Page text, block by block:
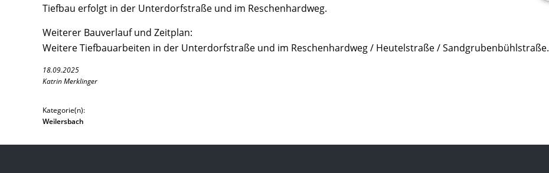
Tiefbau erfolgt in der Unterdorfstraße und im Reschenhardweg.
Weiterer Bauverlauf und Zeitplan:
Weitere Tiefbauarbeiten in der Unterdorfstraße und im Reschenhardweg / Heutelstraße / Sandgrubenbühlstraße.
18.09.2025
Katrin Merklinger
Kategorie(n):
Weilersbach